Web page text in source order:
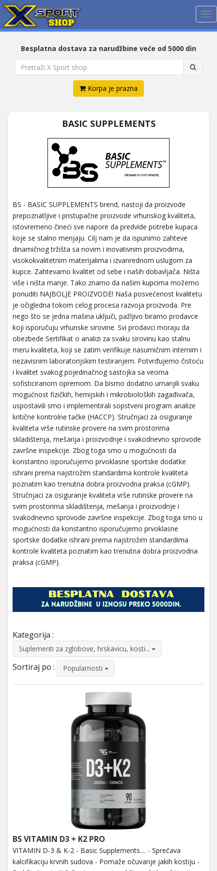
Besplatna dostava za narudžbine veće od 5000 din
Korpa je prazna
BASIC SUPPLEMENTS
BS - BASIC SUPPLEMENTS brend, nastoji da proizvode
prepoznatljive i pristupačne proizvode vrhunskog kvaliteta,
istovremeno čineći sve napore da predvide potrebe kupaca
koje se stalno menjaju. Cilj nam je da ispunimo zahteve
dinamičnog tržišta sa novim i inovativnim proizvodima,
visokokvalitetnim materijalima i izvanrednom uslugom za
kupce. Zahtevamo kvalitet od sebe i naših dobavljača. Ništa
više i ništa manje. Tako znamo da našim kupcima možemo
ponuditi NAJBOLJE PROIZVODE! Naša posvećenost kvalitetu
je očigledna tokom celog procesa razvoja proizvoda. Pre
nego što se jedna mašina uključi, pažljivo biramo prodavce
koji isporučuju vrhunske sirovine. Svi prodavci moraju da
obezbede Sertifikat o analizi za svaku sirovinu kao stalnu
meru kvaliteta, koji se zatim verifikuje nasumičnim internim i
nezavisnim laboratorijskim testiranjem. Potvrđujemo čistoću
i kvalitet svakog pojedinačnog sastojka sa veoma
sofisticiranom opremom. Da bismo dodatno umanjili svaku
mogućnost fizičkih, hemijskih i mikrobioloških zagađivača,
uspostavili smo i implementirali sopstveni program analize
kritične kontrolne tačke (HACCP). Stručnjaci za osiguranje
kvaliteta vrše rutinske provere na svim prostorima
skladištenja, mešanja i proizvodnje i svakodnevno sprovode
završne inspekcije. Zbog toga smo u mogućnosti da
konstantno isporučujemo prvoklasne sportske dodatke
ishrani prema najstrožim standardima kontrole kvaliteta
poznatim kao trenutna dobra proizvodna praksa (cGMP).
Stručnjaci za osiguranje kvaliteta vrše rutinske provere na
svim prostorima skladištenja, mešanja i proizvodnje i
svakodnevno sprovode završne inspekcije. Zbog toga smo u
mogućnosti da konstantno isporučujemo prvoklasne
sportske dodatke ishrani prema najstrožim standardima
kontrole kvaliteta poznatim kao trenutna dobra proizvodna
praksa (cGMP).
Kategorija :
Suplementi za zglobove, hrskavicu, kosti...
Sortiraj po : Popularnosti
BS VITAMIN D3 + K2 PRO
VITAMIN D-3 & K-2 - Basic Supplements.... - Sprečava
kalcifikaciju krvnih sudova - Pomaže očuvanje jakih kostiju -